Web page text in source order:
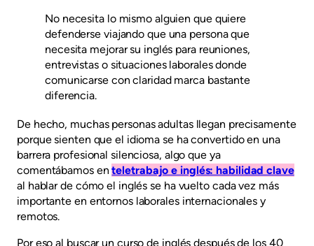
No necesita lo mismo alguien que quiere
defenderse viajando que una persona que
necesita mejorar su inglés para reuniones,
entrevistas o situaciones laborales donde
comunicarse con claridad marca bastante
diferencia.
De hecho, muchas personas adultas llegan precisamente
porque sienten que el idioma se ha convertido en una
barrera profesional silenciosa, algo que ya
comentábamos enteletrabajo e inglés: habilidad clave
al hablar de cómo el inglés se ha vuelto cada vez más
importante en entornos laborales internacionales y
remotos.
Por eso al buscar un curso de inglés después de los 40